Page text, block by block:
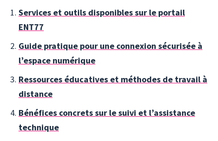
Services et outils disponibles sur le portail
ENT77
Guide pratique pour une connexion sécurisée à
l’espace numérique
Ressources éducatives et méthodes de travail à
distance
Bénéfices concrets sur le suivi et l’assistance
technique